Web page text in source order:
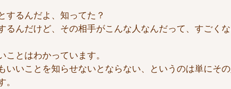
するんだよ、知ってた？
るんだけど、その相手がこんな人なんだって、すごくな
ことはわかっています。
いいことを知らせないとならない、というのは単にそ